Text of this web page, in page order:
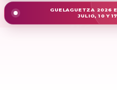
GUELAGUETZA 2026
JULIO, 10 Y